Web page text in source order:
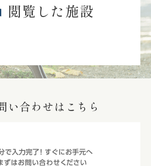
閲覧した施設
い合わせはこちら